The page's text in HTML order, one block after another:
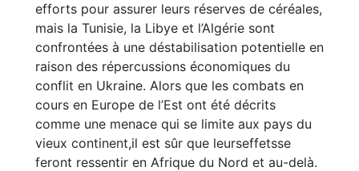
efforts pour assurer leurs réserves de céréales,
mais la Tunisie, la Libye et l’Algérie sont
confrontées à une déstabilisation potentielle en
raison des répercussions économiques du
conflit en Ukraine. Alors que les combats en
cours en Europe de l’Est ont été décrits
comme une menace qui se limite aux pays du
vieux continent,il est sûr que leurseffetsse
feront ressentir en Afrique du Nord et au-delà.